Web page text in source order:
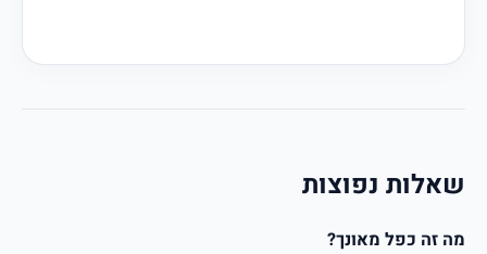
שאלות נפוצות
מה זה כפל מאונך?